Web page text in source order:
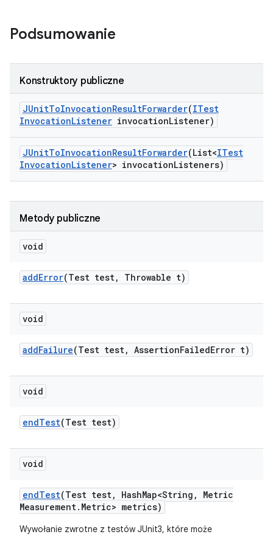
Podsumowanie
Konstruktory publiczne
JUnitToInvocationResultForwarder(ITest
InvocationListener invocationListener)
JUnitToInvocationResultForwarder(List<ITest
InvocationListener> invocationListeners)
Metody publiczne
void
addError(Test test, Throwable t)
void
addFailure(Test test, AssertionFailedError t)
void
endTest(Test test)
void
endTest(Test test, HashMap<String ,
Metric
Measurement. Metric> metrics)
Wywołanie zwrotne z testów JUnit3, które może